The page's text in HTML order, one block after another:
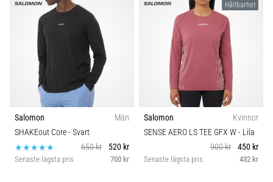
Vad
Visa
alla
artiklar
Salomon
Män
SHAKEout Core- Svart
650 kr
520 kr
Senaste lägsta pris 700 kr
Hållbarhet
Salomon
Kvinnor
SENSE AERO LS TEE GFX W- Lila
900 kr
450 kr
Senaste lägsta pris 432 kr